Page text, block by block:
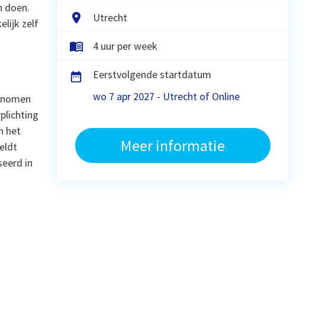
doen.
zelf
het
in
Utrecht
4 uur per week
Eerstvolgende startdatum
wo 7 apr 2027 - Utrecht of Online
Meer informatie